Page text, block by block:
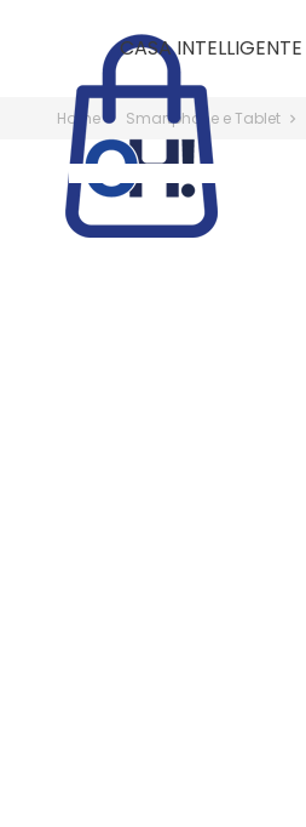
CASA INTELLIGENTE
Home Smartphone e Tablet